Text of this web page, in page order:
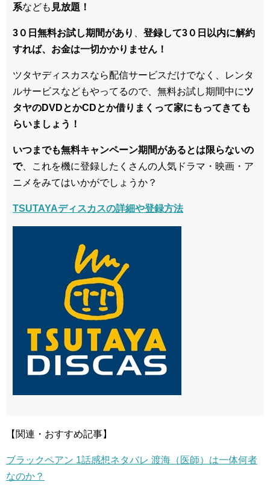
系なども 見放題！
3０日無料お試し期間があり
登録して3０日以内に解約
すれば、お金は一切かかりません！
ツタヤディスカスなら配信サービスだけでなく、レンタ
ルサービスなどもやってるので、無料お試し期間中にツ
タヤのDVDとかCDとか借りまくって家にもってきても
らいましょう！
いつまでも無料キャンペーン期間があるとは限らないの
で、これを機に登録したくさんの人気ドラマ・映画・ア
ニメをみてはいかがでしょうか？
TSUTAYAディスカスの詳細や登録方法
【関連・おすすめ記事】
ブラックペアン 1話感想ネタバレ 渡海（医師）は一体何者
なのか？